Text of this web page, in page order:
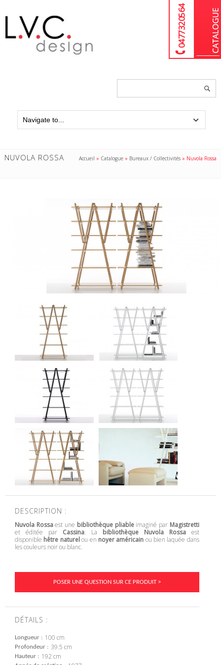
04 77 32 05 64
NUVOLA ROSSA Accueil » Catalogue » Bureaux / Collectivités » Nuvola Rossa
DESCRIPTION :
Nuvola Rossaest une bibliothèque pliableimaginé par Magistretti
et éditée par Cassina. La bibliothèque Nuvola Rossaest
disponible hêtre naturelou en noyer américain ou bien laquée dans
les couleurs noir ou blanc.
POSER UNE QUESTION SUR CE PRODUIT >
DÉTAILS :
Longueur 100 cm
Profondeur 39.5 cm
Hauteur 192 cm